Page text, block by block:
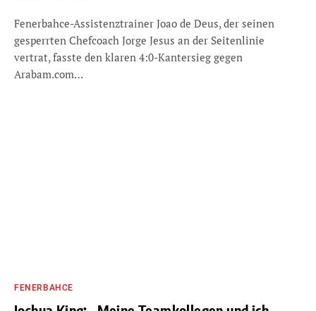
Fenerbahce-Assistenztrainer Joao de Deus, der seinen
gesperrten Chefcoach Jorge Jesus an der Seitenlinie
vertrat, fasste den klaren 4:0-Kantersieg gegen
Arabam.com…
FENERBAHCE